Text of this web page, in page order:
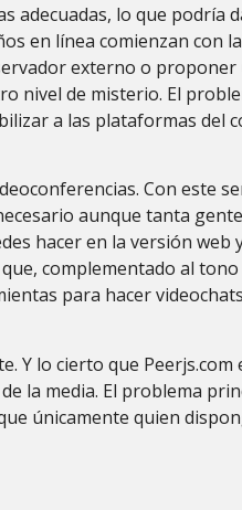
adecuadas, lo que podría
en línea comienzan con
externo o
de misterio. El
a las plataformas del
Con este
aunque tanta
hacer en la versión web
complementado al tono
para hacer
Y lo cierto que Peerjs.com
la media. El problema
únicamente quien